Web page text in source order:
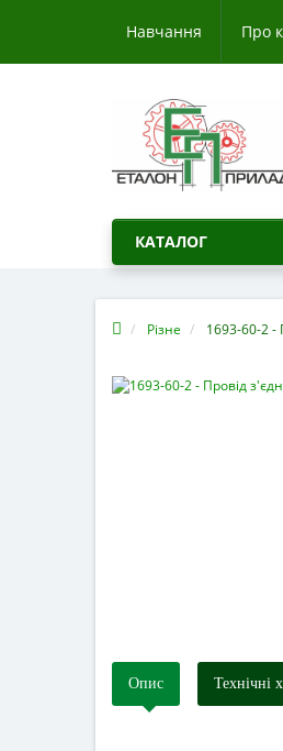
Навчання Про
КАТАЛОГ
Різне 1693-60-2 -
Опис Технічні